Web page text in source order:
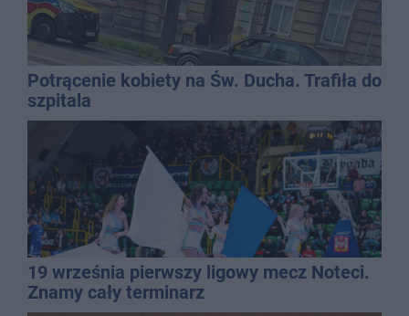
Potrącenie kobiety na Św. Ducha. Trafiła do
szpitala
19 września pierwszy ligowy mecz Noteci.
Znamy cały terminarz